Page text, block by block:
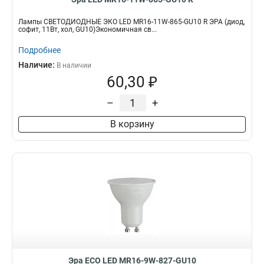
Лампы СВЕТОДИОДНЫЕ ЭКО LED MR16-11W-865-GU10 R ЭРА (диод,
софит, 11Вт, хол, GU10)Экономичная св...
Подробнее
Наличие: В наличии
60,30 ₽
– +
В корзину
Эра ECO LED MR16-9W-827-GU10